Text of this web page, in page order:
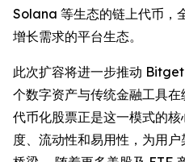
Solana 等生态的链上代币，
增长需求的平台生态。
此次扩容将进一步推动
个数字资产与传统金融工具在
代币化股票正是这一模式的
度、流动性和易用性，为用